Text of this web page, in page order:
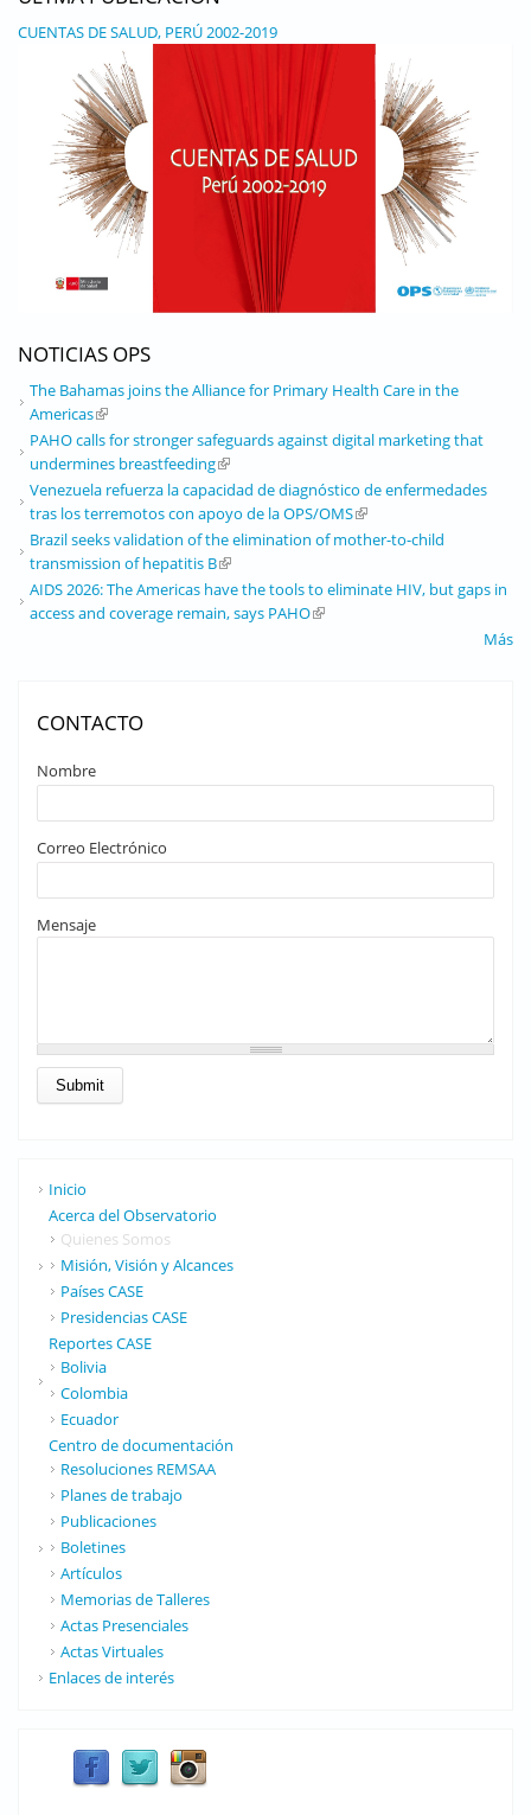
CUENTAS DE SALUD, PERÚ 2002-2019
NOTICIAS OPS
The Bahamas joins the Alliance for Primary Health Care in the
Americas(link is external)
PAHO calls for stronger safeguards against digital marketing that
undermines breastfeeding(link is external)
Venezuela refuerza la capacidad de diagnóstico de enfermedades
tras los terremotos con apoyo de la OPS/OMS(link is external)
Brazil seeks validation of the elimination of mother-to-child
transmission of hepatitis B(link is external)
AIDS 2026: The Americas have the tools to eliminate HIV, but gaps in
access and coverage remain, says PAHO(link is external)
Más
CONTACTO
Nombre
Correo Electrónico
Mensaje
Inicio
Acerca del Observatorio
Quienes Somos
Misión, Visión y Alcances
Países CASE
Presidencias CASE
Reportes CASE
Bolivia
Colombia
Ecuador
Centro de documentación
Resoluciones REMSAA
Planes de trabajo
Publicaciones
Boletines
Artículos
Memorias de Talleres
Actas Presenciales
Actas Virtuales
Enlaces de interés